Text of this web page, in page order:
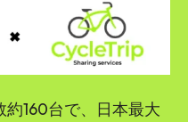
約160台で、日本最大